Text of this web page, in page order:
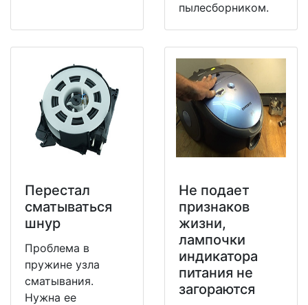
пылесборником.
Перестал
сматываться
шнур
Проблема в
пружине узла
сматывания.
Нужна ее
Не подает
признаков
жизни,
лампочки
индикатора
питания не
загораются